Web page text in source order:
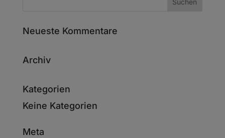
Neueste Kommentare
Archiv
Kategorien
Keine Kategorien
Meta